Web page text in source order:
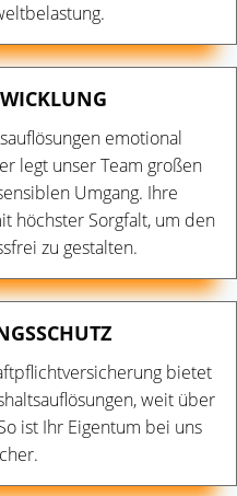
emotional
legt unser Team großen
Umgang. Ihre
höchster Sorgfalt, um den
zu gestalten.
bietet
weit über
ist Ihr Eigentum bei uns